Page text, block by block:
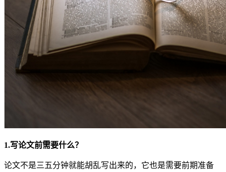
1.写论文前需要什么？
论文不是三五分钟就能胡乱写出来的，它也是需要前期准备